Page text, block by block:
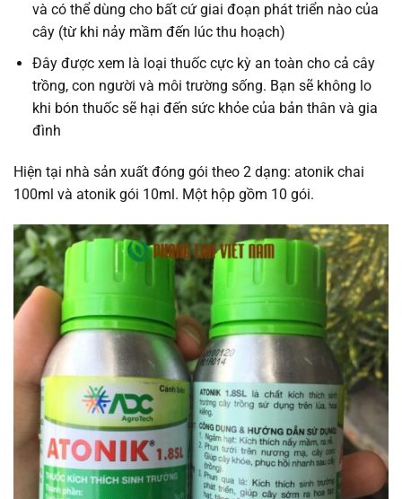
và có thể dùng cho bất cứ giai đoạn phát triển nào của
cây (từ khi nảy mầm đến lúc thu hoạch)
Đây được xem là loại thuốc cực kỳ an toàn cho cả cây
trồng, con người và môi trường sống. Bạn sẽ không lo
khi bón thuốc sẽ hại đến sức khỏe của bản thân và gia
đình
Hiện tại nhà sản xuất đóng gói theo 2 dạng: atonik chai
100ml và atonik gói 10ml. Một hộp gồm 10 gói.